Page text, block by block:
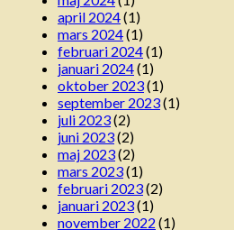
april 2024(1)
mars 2024(1)
februari 2024(1)
januari 2024(1)
oktober 2023(1)
september 2023(1)
juli 2023(2)
juni 2023(2)
maj 2023(2)
mars 2023(1)
februari 2023(2)
januari 2023(1)
november 2022 (1)